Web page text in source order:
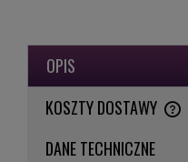
OPIS
KOSZTY DOSTAWY
CENA NIE ZAWIERA
DANE TECHNICZNE